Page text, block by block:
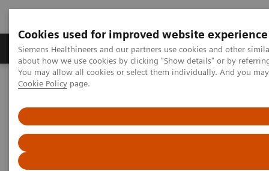
Cookies used for improved website experience
Siemens Healthineers and our partners use cookies and other
about how we use cookies by clicking "Show details" or by
You may allow all cookies or select them individually. And you
Cookie Policy page.
Produtos e serviços Especialidades Clínicas e
Siemens Healthineers Brasil
MI World Summit 2026 Moments
Image 80
Image 80